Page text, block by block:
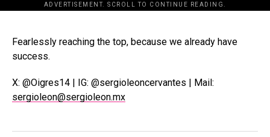
ADVERTISEMENT. SCROLL TO CONTINUE READING.
[adsforwp id="243463"]
Fearlessly reaching the top, because we already have
success.
X: @Oigres14 | IG: @sergioleoncervantes | Mail:
sergioleon@sergioleon.mx